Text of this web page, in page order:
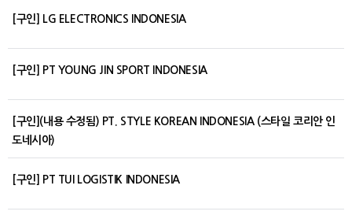
[구인] LG ELECTRONICS INDONESIA
[구인] PT YOUNG JIN SPORT INDONESIA
[구인](내용 수정됨) PT. STYLE KOREAN INDONESIA (스타일 코리안 인
도네시아)
[구인] PT TUI LOGISTIK INDONESIA